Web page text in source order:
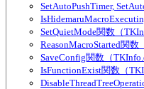
SetAutoPushTimer,
SetQuietMode関数（
ReasonMacroStarted関数
SaveConfig関数（
IsFunctionExist関数（